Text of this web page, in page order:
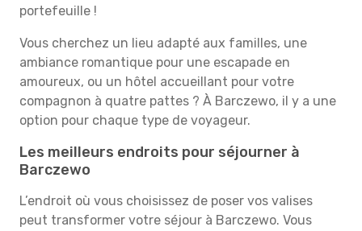
portefeuille !
Vous cherchez un lieu adapté aux familles, une
ambiance romantique pour une escapade en
amoureux, ou un hôtel accueillant pour votre
compagnon à quatre pattes ? À Barczewo, il y a une
option pour chaque type de voyageur.
Les meilleurs endroits pour séjourner à
Barczewo
L’endroit où vous choisissez de poser vos valises
peut transformer votre séjour à Barczewo. Vous